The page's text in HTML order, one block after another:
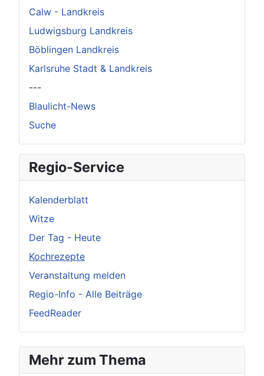
Calw - Landkreis
Ludwigsburg Landkreis
Böblingen Landkreis
Karlsruhe Stadt & Landkreis
---
Blaulicht-News
Suche
Regio-Service
Kalenderblatt
Witze
Der Tag - Heute
Kochrezepte
Veranstaltung melden
Regio-Info - Alle Beiträge
FeedReader
Mehr zum Thema